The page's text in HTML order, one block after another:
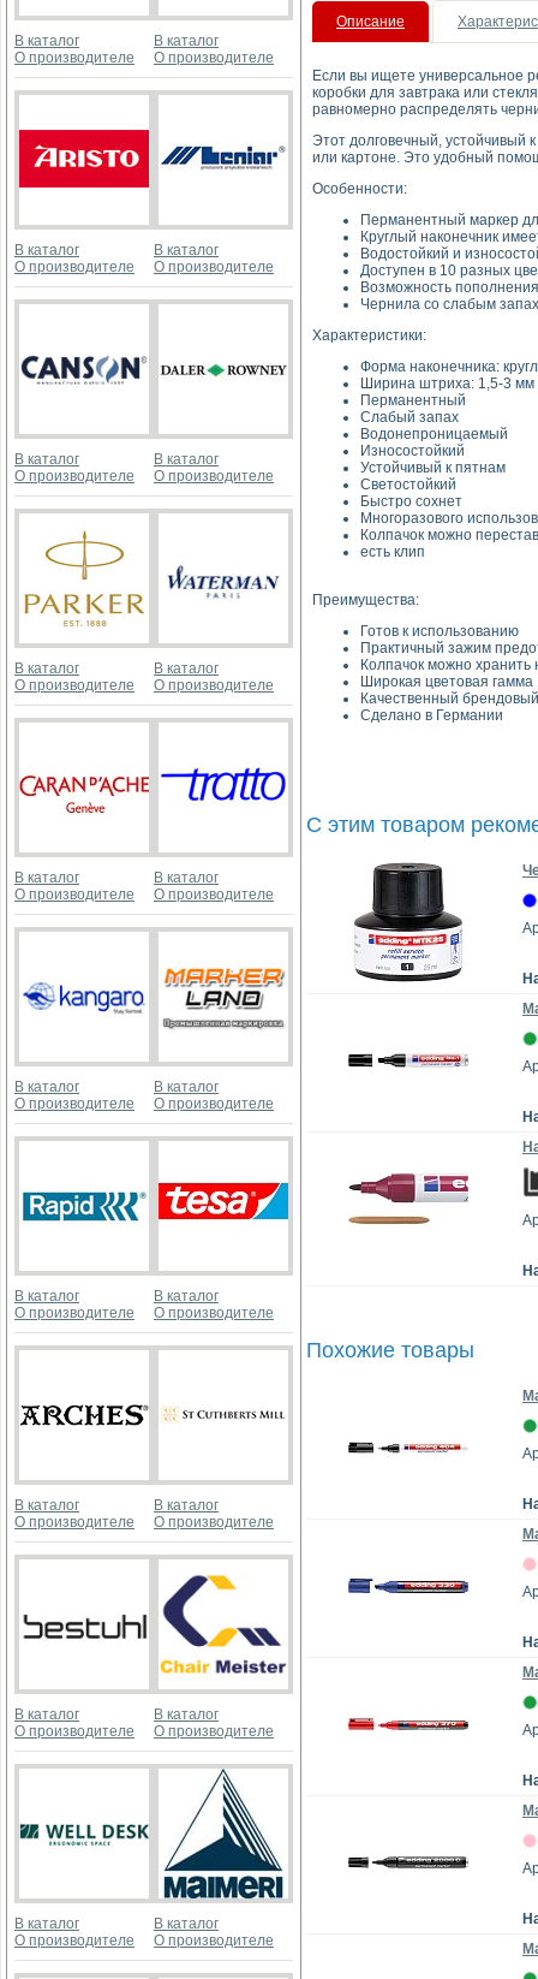
В каталог
О производителе
В каталог
О производителе
В каталог
О производителе
В каталог
О производителе
В каталог
О производителе
В каталог
О производителе
В каталог
О производителе
В каталог
О производителе
В каталог
О производителе
В каталог
О производителе
В каталог
О производителе
В каталог
О производителе
В каталог
О производителе
В каталог
О производителе
В каталог
О производителе
В каталог
О производителе
В каталог
О производителе
В каталог
О производителе
В каталог
О производителе
В каталог
О производителе
Описание
Если вы ищете универсальное
коробки для завтрака или
равномерно распределять
Этот долговечный, устойчивый
или картоне. Это удобный
Особенности:
Перманентный маркер
Круглый наконечник
Водостойкий и
Доступен в 10 разных
Возможность
Чернила со слабым
Характеристики:
Форма наконечника:
Ширина штриха: 1,5-3 мм
Перманентный
Слабый запах
Водонепроницаемый
Износостойкий
Устойчивый к пятнам
Светостойкий
Быстро сохнет
Многоразового
Колпачок можно
есть клип
Преимущества:
Готов к использованию
Практичный зажим
Колпачок можно хранить
Широкая цветовая гамма
Качественный
Сделано в Германии
С этим товаром
Похожие товары